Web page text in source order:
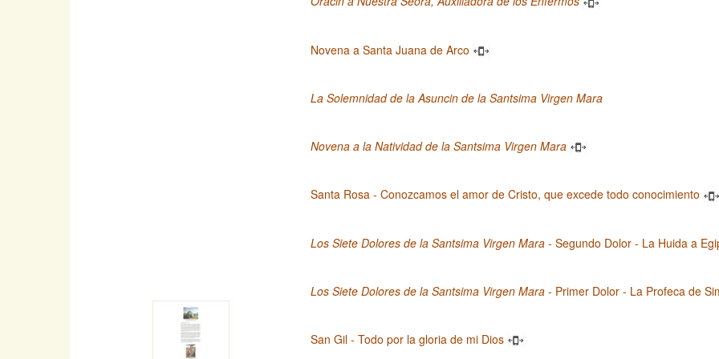
Novena a Santa Juana de Arco
La Solemnidad de la Asuncin de la Santsima Virgen Mara
Novena a la Natividad de la Santsima Virgen Mara
Santa Rosa - Conozcamos el amor de Cristo, que excede todo conocimiento
Los Siete Dolores de la Santsima Virgen Mara - Segundo Dolor - La Huida a
Los Siete Dolores de la Santsima Virgen Mara - Primer Dolor - La Profeca de
San Gil - Todo por la gloria de mi Dios